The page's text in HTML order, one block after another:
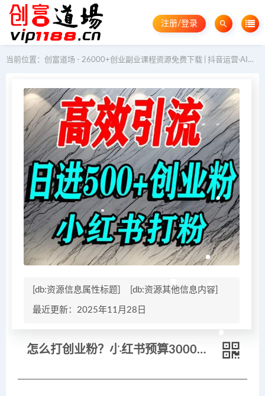
注册/登录
当前位置： 创富道场 - 26000+创业副业课程资源免费下载 | 抖音运营·AI教程·GEO优化
[db:资源信息属性标题] [db:资源其他信息内容]
最近更新：2025年11月28日
怎么打创业粉？小红书预算3000项目推荐引流精准创业粉，单人操作日引500+精准创业粉